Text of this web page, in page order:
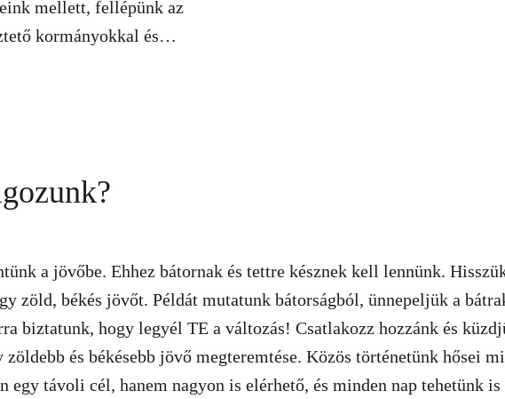
mellett, fellépünk az
kormányokkal és
a jövőbe. Ehhez bátornak és tettre késznek kell lennünk.
zöld, békés jövőt. Példát mutatunk bátorságból, ünnepeljük a
biztatunk, hogy legyél TE a változás! Csatlakozz hozzánk és
zöldebb és békésebb jövő megteremtése. Közös történetünk hősei
egy távoli cél, hanem nagyon is elérhető, és minden nap tehetünk is